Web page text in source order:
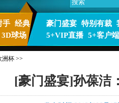
手 经典
3D球场
豪门盛宴 特别有裁
5+VIP直播 5+客户端
洲杯 >>
[豪门盛宴]孙葆洁